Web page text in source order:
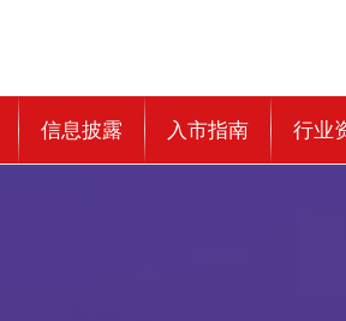
信息披露 入市指南 行业